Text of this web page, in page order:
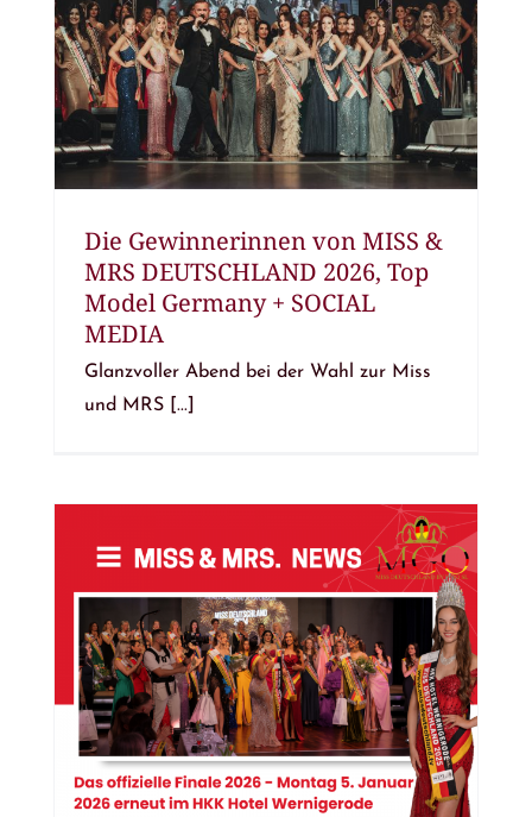
Die Gewinnerinnen von MISS &
MRS DEUTSCHLAND 2026, Top
Model Germany + SOCIAL
MEDIA
Glanzvoller Abend bei der Wahl zur Miss
und MRS [...]